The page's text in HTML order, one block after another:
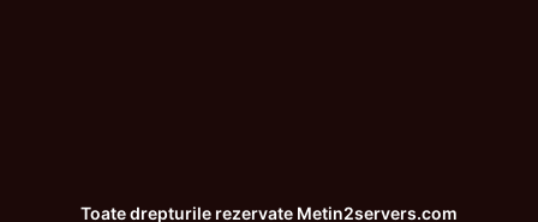
Toate drepturile rezervate Metin2servers.com